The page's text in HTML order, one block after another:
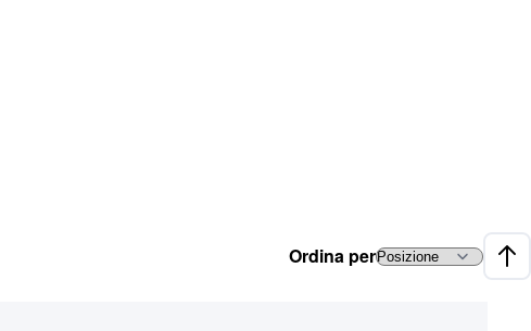
Ordina per